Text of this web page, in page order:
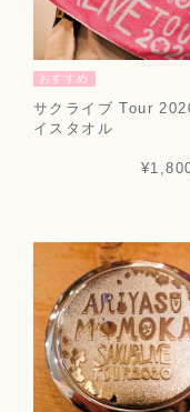
おすすめ
サクライブ Tour
イスタオル